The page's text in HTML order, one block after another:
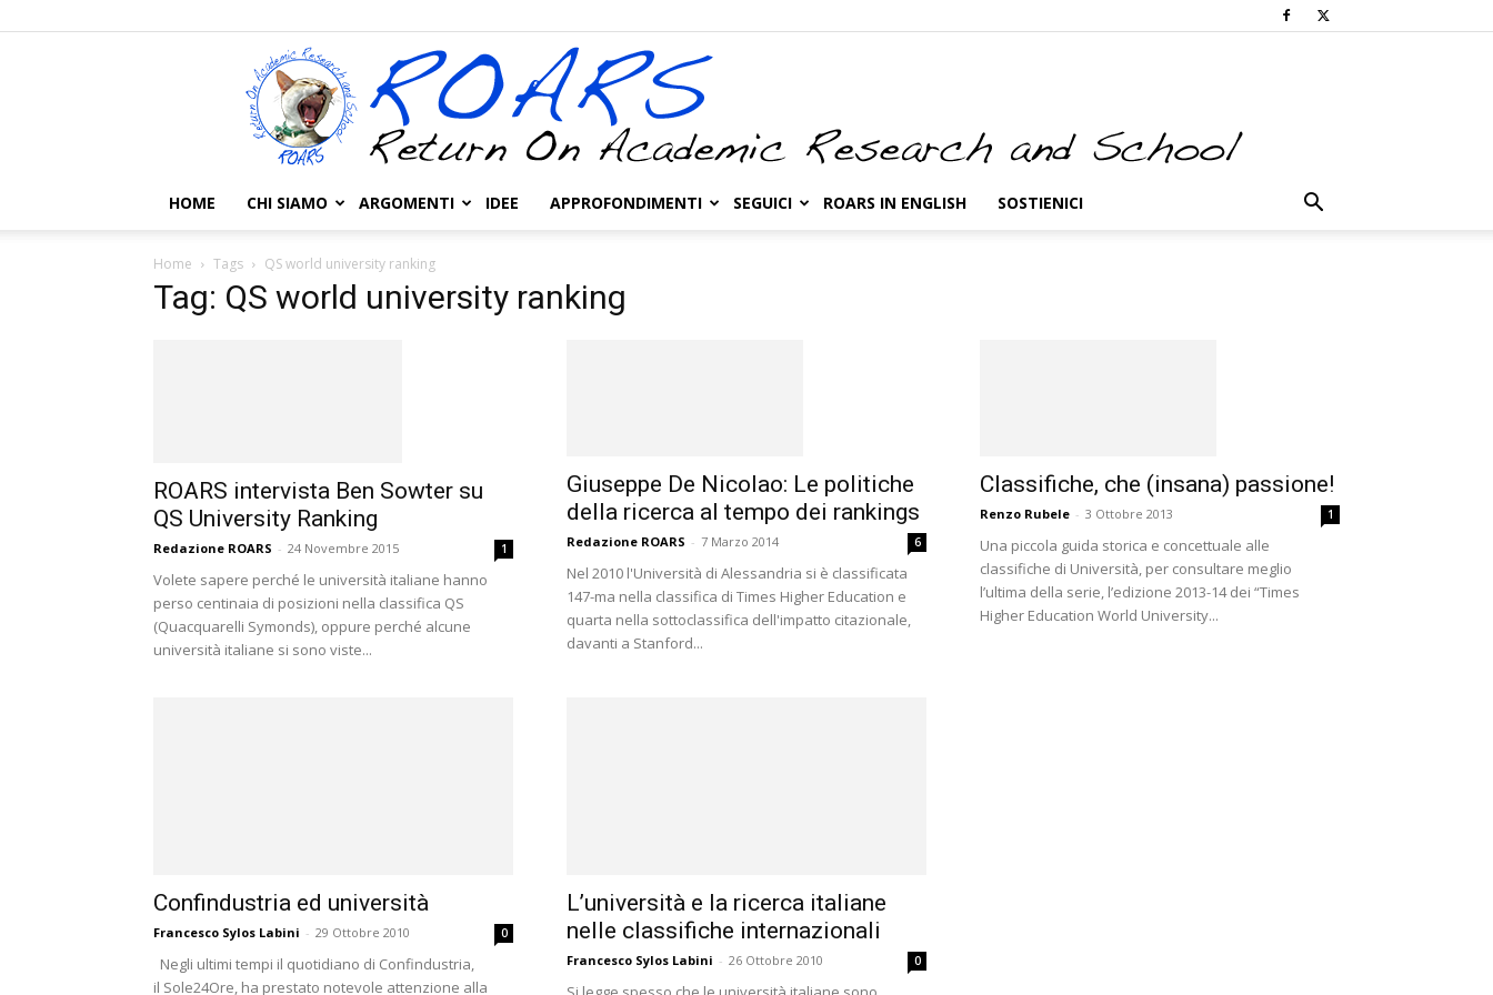
HOME CHI SIAMO ARGOMENTI IDEE APPROFONDIMENTI SEGUICI ROARS IN ENGLISH SOSTIENICI
Home Tags QS world university ranking
Tag: QS world university ranking
ROARS intervista Ben Sowter su
QS University Ranking
Redazione ROARS - 24 Novembre 2015 1
Volete sapere perché le università italiane hanno
perso centinaia di posizioni nella classifica QS
(Quacquarelli Symonds), oppure perché alcune
università italiane si sono viste...
Giuseppe De Nicolao: Le politiche
della ricerca al tempo dei rankings
Redazione ROARS - 7 Marzo 2014 6
Nel 2010 l'Università di Alessandria si è classificata
147-ma nella classifica di Times Higher Education e
quarta nella sottoclassifica dell'impatto citazionale,
davanti a Stanford...
Classifiche, che (insana) passione!
Renzo Rubele - 3 Ottobre 2013 1
Una piccola guida storica e concettuale alle
classifiche di Università, per consultare meglio
l’ultima della serie, l’edizione 2013-14 dei “Times
Higher Education World University...
Confindustria ed università
Francesco Sylos Labini - 29 Ottobre 2010 0
Negli ultimi tempi il quotidiano di Confindustria,
il Sole24Ore, ha prestato notevole attenzione alla
L’università e la ricerca italiane
nelle classifiche internazionali
Francesco Sylos Labini - 26 Ottobre 2010 0